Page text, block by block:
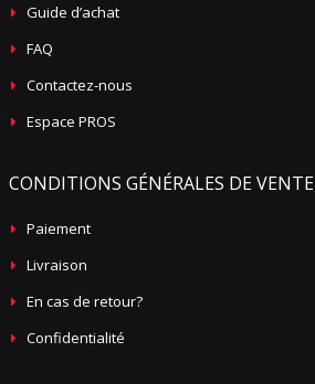
Guide d’achat
FAQ
Contactez-nous
Espace PROS
CONDITIONS GÉNÉRALES DE VENTE
Paiement
Livraison
En cas de retour?
Confidentialité